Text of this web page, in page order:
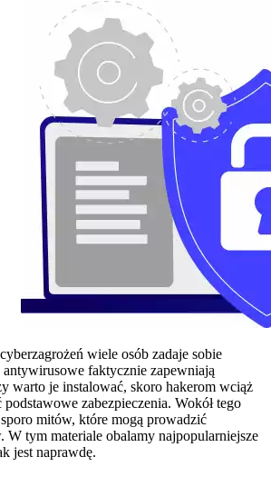
wiele osób zadaje sobie
faktycznie zapewniają
warto je instalować, skoro hakerom wciąż
podstawowe zabezpieczenia. Wokół tego
sporo mitów, które mogą prowadzić
W tym materiale obalamy najpopularniejsze
jest naprawdę.